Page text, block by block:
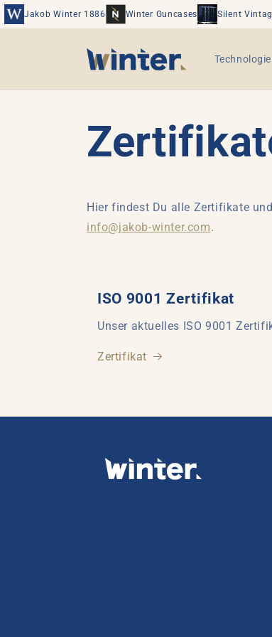
zum
Inhalt
Jakob Winter 1886 Winter Guncases Silent
Technologie
Hier findest Du alle Zertifikate
info@jakob-winter.com.
ISO 9001 Zertifikat
Unser aktuelles ISO 9001
Zertifikat